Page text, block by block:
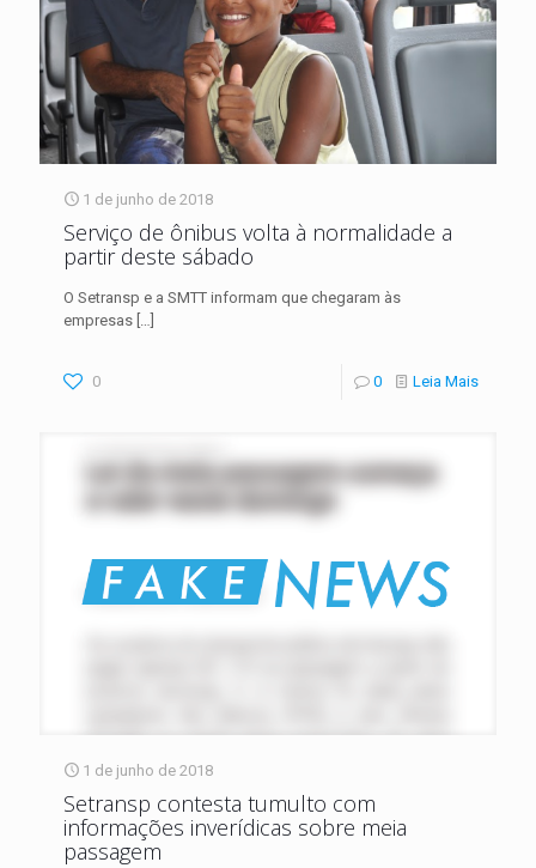
1 de junho de 2018
Serviço de ônibus volta à normalidade a
partir deste sábado
O Setransp e a SMTT informam que chegaram às
empresas […]
0 0 Leia Mais
1 de junho de 2018
Setransp contesta tumulto com
informações inverídicas sobre meia
passagem